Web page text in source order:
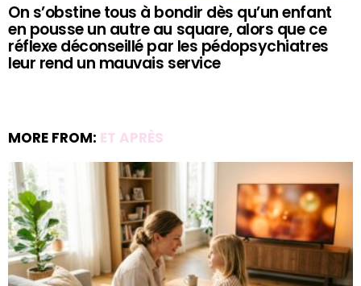
On s’obstine tous à bondir dès qu’un enfant
en pousse un autre au square, alors que ce
réflexe déconseillé par les pédopsychiatres
leur rend un mauvais service
MORE FROM: ET APRÈS